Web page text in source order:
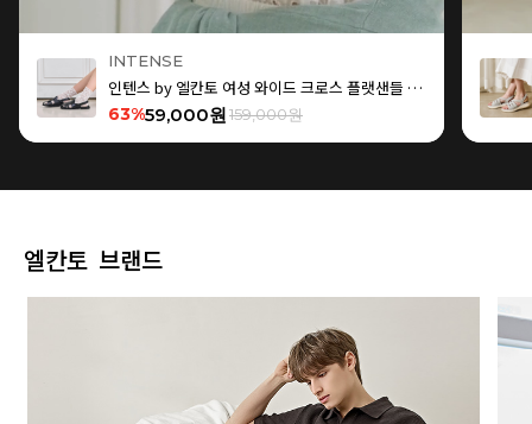
INTENSE
인텐스 by 엘칸토 여성 와이드 크로스 플랫샌들 1.5cm LCWW15I626
63%59,000원159,000원
엘칸토 브랜드